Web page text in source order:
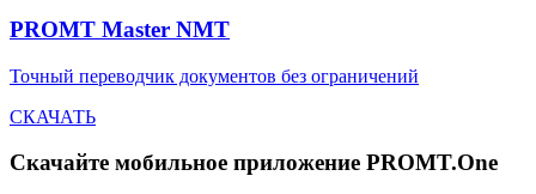
PROMT Master NMT
Точный переводчик документов без ограничений
СКАЧАТЬ
Скачайте мобильное приложение PROMT.One